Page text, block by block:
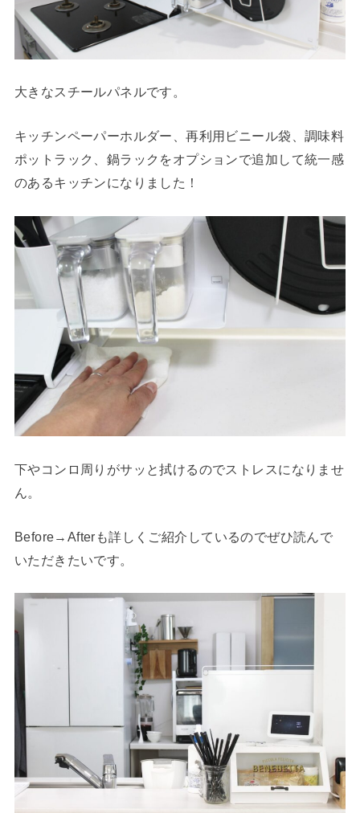
大きなスチールパネルです。
キッチンペーパーホルダー、再利用ビニール袋、調味料
ポットラック、鍋ラックをオプションで追加して統一感
のあるキッチンになりました！
下やコンロ周りがサッと拭けるのでストレスになりませ
ん。
Before→Afterも詳しくご紹介しているのでぜひ読んで
いただきたいです。